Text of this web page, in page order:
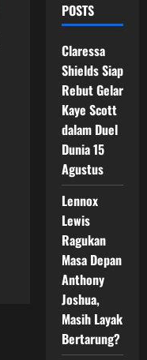
POSTS
Claressa
Shields Siap
Rebut Gelar
Kaye Scott
dalam Duel
Dunia 15
Agustus
Lennox
Lewis
Ragukan
Masa Depan
Anthony
Joshua,
Masih Layak
Bertarung?